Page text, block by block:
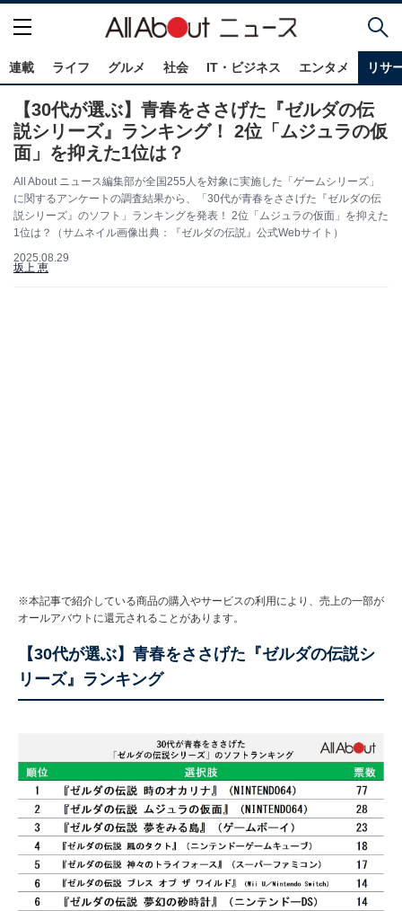
連載 ライフ グルメ 社会 IT・ビジネス エンタメ リサ
【30代が選ぶ】青春をささげた『ゼルダの伝
説シリーズ』ランキング！ 2位「ムジュラの仮
面」を抑えた1位は？
All About ニュース編集部が全国255人を対象に実施した「ゲームシリーズ」
に関するアンケートの調査結果から、「30代が青春をささげた『ゼルダの伝
説シリーズ』のソフト」ランキングを発表！ 2位「ムジュラの仮面」を抑えた
1位は？（サムネイル画像出典：『ゼルダの伝説』公式Webサイト）
2025.08.29
坂上 恵
※本記事で紹介している商品の購入やサービスの利用により、売上の一部が
オールアバウトに還元されることがあります。
【30代が選ぶ】青春をささげた『ゼルダの伝説シ
リーズ』ランキング